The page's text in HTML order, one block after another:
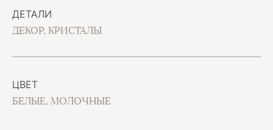
ДЕТАЛИ
ДЕКОР, КРИСТАЛЫ
ЦВЕТ
БЕЛЫЕ, МОЛОЧНЫЕ